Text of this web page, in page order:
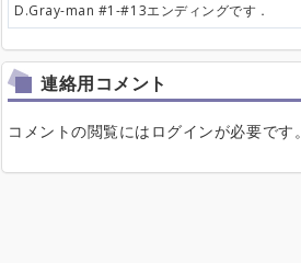
D.Gray-man #1-#13エンディングです．
連絡用コメント
コメントの閲覧にはログインが必要です。